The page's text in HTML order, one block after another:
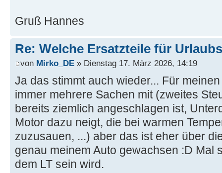
Gruß Hannes
Re: Welche Ersatzteile für
von Mirko_DE » Dienstag 17. März 2026, 14:19
Ja das stimmt auch wieder... Für
immer mehrere Sachen mit (zweites
bereits ziemlich angeschlagen ist,
Motor dazu neigt, die bei warmen
zuzusauen, ...) aber das ist eher über
genau meinem Auto gewachsen :D Mal
dem LT sein wird.